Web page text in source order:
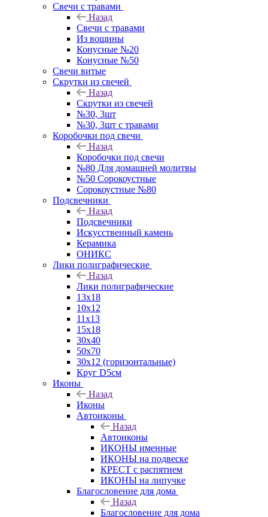
Свечи с травами
Назад
Свечи с травами
Из вощины
Конусные №20
Конусные №50
Свечи витые
Скрутки из свечей
Назад
Скрутки из свечей
№30, 3шт
№30, 3шт с травами
Коробочки под свечи
Назад
Коробочки под свечи
№80 Для домашней молитвы
№50 Сорокоустные
Сорокоустные №80
Подсвечники
Назад
Подсвечники
Искусственный камень
Керамика
ОНИКС
Лики полиграфические
Назад
Лики полиграфические
13x18
10x12
11х13
15х18
30x40
50x70
30x12 (горизонтальные)
Круг D5см
Иконы
Назад
Иконы
Автоиконы
Назад
Автоиконы
ИКОНЫ именные
ИКОНЫ на подвеске
КРЕСТ с распятием
ИКОНЫ на липучке
Благословение для дома
Назад
Благословение для дома